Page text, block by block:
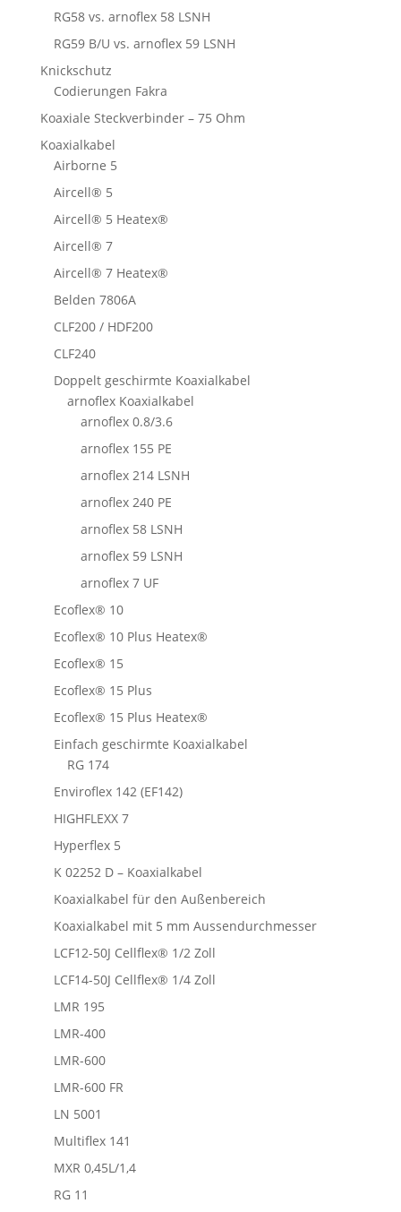
RG58 vs. arnoflex 58 LSNH
RG59 B/U vs. arnoflex 59 LSNH
Knickschutz
Codierungen Fakra
Koaxiale Steckverbinder – 75 Ohm
Koaxialkabel
Airborne 5
Aircell® 5
Aircell® 5 Heatex®
Aircell® 7
Aircell® 7 Heatex®
Belden 7806A
CLF200 / HDF200
CLF240
Doppelt geschirmte Koaxialkabel
arnoflex Koaxialkabel
arnoflex 0.8/3.6
arnoflex 155 PE
arnoflex 214 LSNH
arnoflex 240 PE
arnoflex 58 LSNH
arnoflex 59 LSNH
arnoflex 7 UF
Ecoflex® 10
Ecoflex® 10 Plus Heatex®
Ecoflex® 15
Ecoflex® 15 Plus
Ecoflex® 15 Plus Heatex®
Einfach geschirmte Koaxialkabel
RG 174
Enviroflex 142 (EF142)
HIGHFLEXX 7
Hyperflex 5
K 02252 D – Koaxialkabel
Koaxialkabel für den Außenbereich
Koaxialkabel mit 5 mm Aussendurchmesser
LCF12-50J Cellflex® 1/2 Zoll
LCF14-50J Cellflex® 1/4 Zoll
LMR 195
LMR-400
LMR-600
LMR-600 FR
LN 5001
Multiflex 141
MXR 0,45L/1,4
RG 11